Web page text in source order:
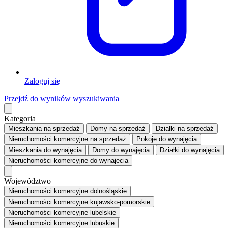
Zaloguj się
Przejdź do wyników wyszukiwania
Kategoria
Mieszkaniana sprzedaż Domy na sprzedaż Działki na sprzedaż
Nieruchomości komercyjne na sprzedaż Pokoje do wynajęcia
Mieszkaniado wynajęcia Domy do wynajęcia Działki do wynajęcia
Nieruchomości komercyjne do wynajęcia
Województwo
Nieruchomości komercyjne dolnośląskie
Nieruchomości komercyjne kujawsko-pomorskie
Nieruchomości komercyjne lubelskie
Nieruchomości komercyjne lubuskie